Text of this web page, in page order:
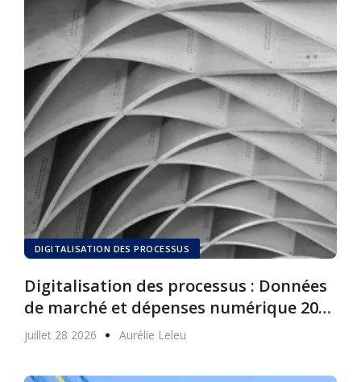
DIGITALISATION DES PROCESSUS
Digitalisation des processus : Données
de marché et dépenses numérique 2025
à 2030
juillet 28 2026 Aurélie Leleu